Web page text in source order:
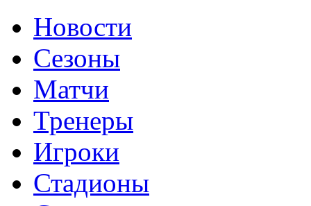
Новости
Сезоны
Матчи
Тренеры
Игроки
Стадионы